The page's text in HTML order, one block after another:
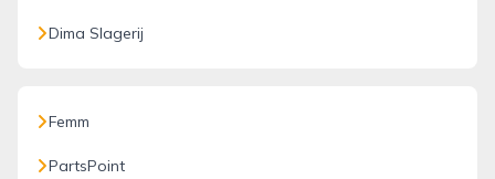
Dima Slagerij
Femm
PartsPoint